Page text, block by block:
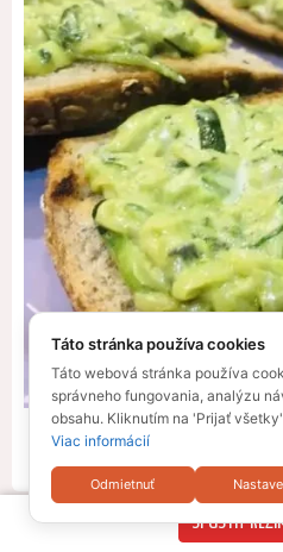
SPUSTIŤ
Táto stránka používa cookies
Táto webová stránka používa
správneho fungovania, analýzu
obsahu. Kliknutím na 'Prijať
Viac informácií
Odmietnuť